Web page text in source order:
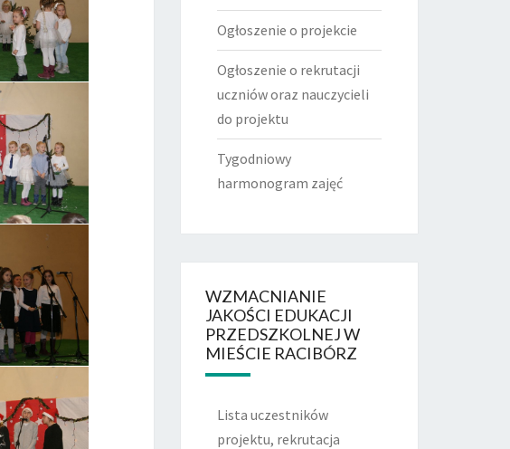
Ogłoszenie o projekcie
Ogłoszenie o rekrutacji
uczniów oraz nauczycieli
do projektu
Tygodniowy
harmonogram zajęć
WZMACNIANIE
JAKOŚCI EDUKACJI
PRZEDSZKOLNEJ W
MIEŚCIE RACIBÓRZ
Lista uczestników
projektu, rekrutacja